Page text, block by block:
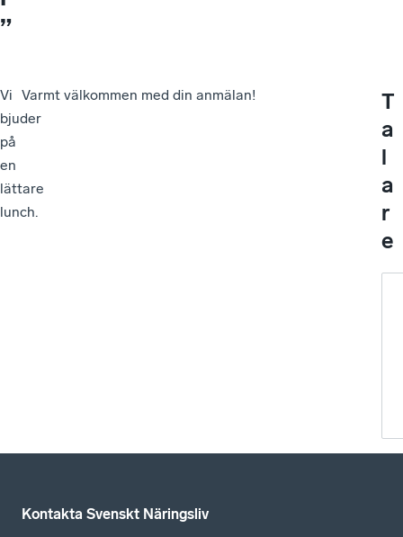
”
Vi
bjuder
på
en
lättare
lunch.
Varmt välkommen med din anmälan!
T
a
l
a
r
e
Kontakta Svenskt Näringsliv